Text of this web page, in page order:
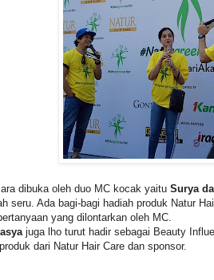
dibuka oleh duo MC kocak yaitu Surya
seru. Ada bagi-bagi hadiah produk Natur
yang dilontarkan oleh MC.
juga lho turut hadir sebagai Beauty
dari Natur Hair Care dan sponsor.